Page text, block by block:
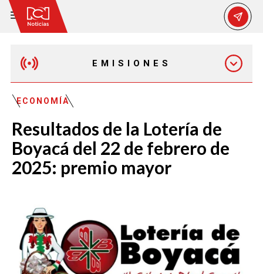
EMISIONES
EMISIÓN 12:30 PM
EMISIÓN 7:00 PM
ECONOMÍA
Resultados de la Lotería de
Boyacá del 22 de febrero de
2025: premio mayor